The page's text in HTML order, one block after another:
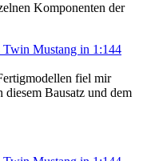
Komponenten der
fiel mir
Bausatz und dem